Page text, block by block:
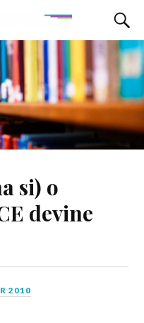
si) o
devine
2010